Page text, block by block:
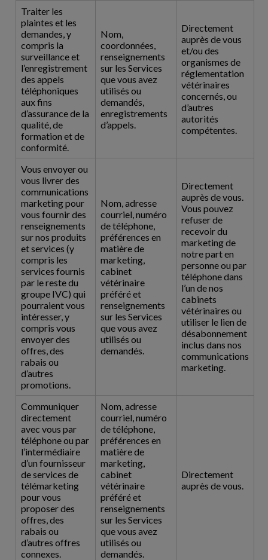
Traiter les
plaintes et les
demandes, y
compris la
surveillance et
l’enregistrement
des appels
téléphoniques
aux fins
d’assurance de la
qualité, de
formation et de
conformité.
Nom,
coordonnées,
renseignements
sur les Services
que vous avez
utilisés ou
demandés,
enregistrements
d’appels.
Directement
auprès de vous
et/ou des
organismes de
réglementation
vétérinaires
concernés, ou
d’autres
autorités
compétentes.
Vous envoyer ou
vous livrer des
communications
marketing pour
vous fournir des
renseignements
sur nos produits
et services (y
compris les
services fournis
par le reste du
groupe IVC) qui
pourraient vous
intéresser, y
compris vous
envoyer des
offres, des
rabais ou
d’autres
promotions.
Nom, adresse
courriel, numéro
de téléphone,
préférences en
matière de
marketing,
cabinet
vétérinaire
préféré et
renseignements
sur les Services
que vous avez
utilisés ou
demandés.
Directement
auprès de vous.
Vous pouvez
refuser de
recevoir du
marketing de
notre part en
personne ou par
téléphone dans
l’un de nos
cabinets
vétérinaires ou
utiliser le lien de
désabonnement
inclus dans nos
communications
marketing.
Communiquer
directement
avec vous par
téléphone ou par
l’intermédiaire
d’un fournisseur
de services de
télémarketing
pour vous
proposer des
offres, des
rabais ou
d’autres offres
connexes.
Nom, adresse
courriel, numéro
de téléphone,
préférences en
matière de
marketing,
cabinet
vétérinaire
préféré et
renseignements
sur les Services
que vous avez
utilisés ou
demandés.
Directement
auprès de vous.